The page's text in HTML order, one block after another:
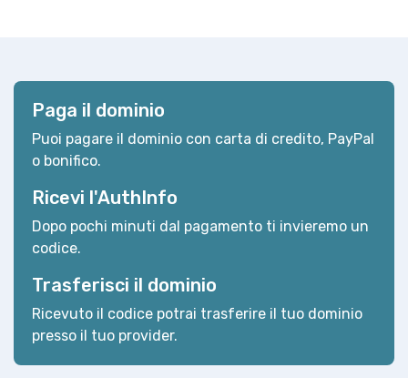
Paga il dominio
Puoi pagare il dominio con carta di credito, PayPal
o bonifico.
Ricevi l'AuthInfo
Dopo pochi minuti dal pagamento ti invieremo un
codice.
Trasferisci il dominio
Ricevuto il codice potrai trasferire il tuo dominio
presso il tuo provider.